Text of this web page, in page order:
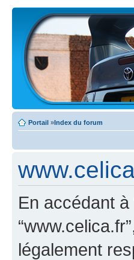
Portail »Index du forum
En accédant à
légalement